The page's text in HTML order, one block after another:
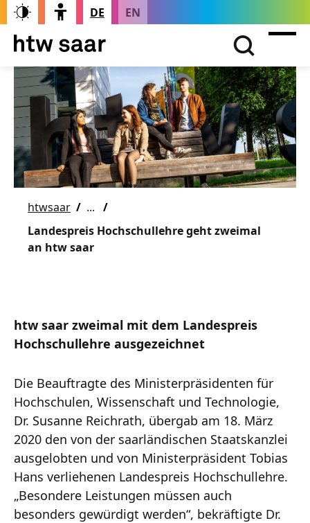
DE EN
htwsaar
Landespreis Hochschullehre geht zweimal
an htw saar
htw saar zweimal mit dem Landespreis
Hochschullehre ausgezeichnet
Die Beauftragte des Ministerpräsidenten für
Hochschulen, Wissenschaft und Technologie,
Dr. Susanne Reichrath, übergab am 18. März
2020 den von der saarländischen Staatskanzlei
ausgelobten und von Ministerpräsident Tobias
Hans verliehenen Landespreis Hochschullehre.
„Besondere Leistungen müssen auch
besonders gewürdigt werden“, bekräftigte Dr.